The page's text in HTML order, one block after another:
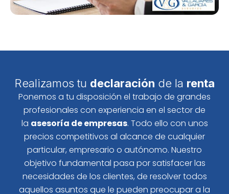
Realizamos tu declaración de la renta
Ponemos a tu disposición el trabajo de grandes
profesionales con experiencia en el sector de
la asesoría de empresas. Todo ello con unos
precios competitivos al alcance de cualquier
particular, empresario o autónomo. Nuestro
objetivo fundamental pasa por satisfacer las
necesidades de los clientes, de resolver todos
aquellos asuntos que le pueden preocupar a la